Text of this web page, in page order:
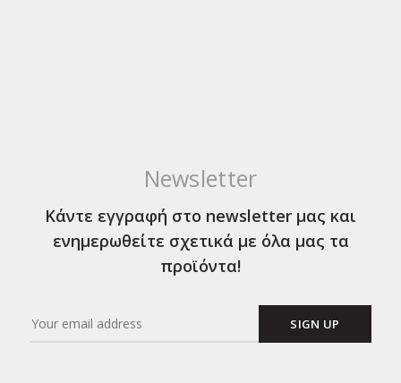
Newsletter
Κάντε εγγραφή στο newsletter μας και
ενημερωθείτε σχετικά με όλα μας τα
προϊόντα!